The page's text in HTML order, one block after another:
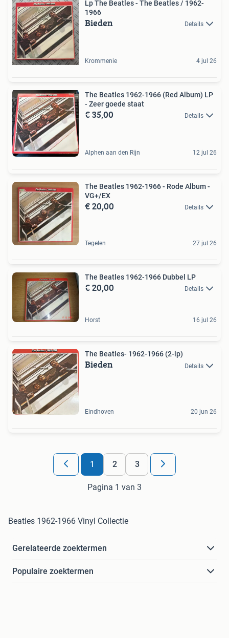
Lp The Beatles - The Beatles / 1962-
1966
Bieden Details
Krommenie 4 jul 26
The Beatles 1962-1966 (Red Album) LP
- Zeer goede staat
€ 35,00 Details
Alphen aan den Rijn 12 jul 26
The Beatles 1962-1966 - Rode Album -
VG+/EX
€ 20,00 Details
Tegelen 27 jul 26
The Beatles 1962-1966 Dubbel LP
€ 20,00 Details
Horst 16 jul 26
The Beatles- 1962-1966 (2-lp)
Bieden Details
Eindhoven 20 jun 26
1 2 3
Pagina 1 van 3
Beatles 1962-1966 Vinyl Collectie
Gerelateerde zoektermen
Populaire zoektermen